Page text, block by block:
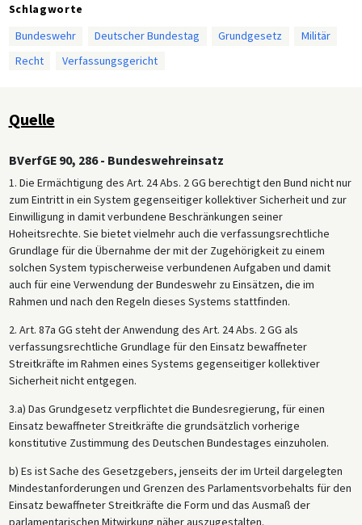
Schlagworte
Bundeswehr
Deutscher Bundestag Grundgesetz
Militär
Recht
Verfassungsgericht
Quelle
BVerfGE 90, 286 - Bundeswehreinsatz
1. Die Ermächtigung des Art. 24 Abs. 2 GG berechtigt den Bund nicht nur
zum Eintritt in ein System gegenseitiger kollektiver Sicherheit und zur
Einwilligung in damit verbundene Beschränkungen seiner
Hoheitsrechte. Sie bietet vielmehr auch die verfassungsrechtliche
Grundlage für die Übernahme der mit der Zugehörigkeit zu einem
solchen System typischerweise verbundenen Aufgaben und damit
auch für eine Verwendung der Bundeswehr zu Einsätzen, die im
Rahmen und nach den Regeln dieses Systems stattfinden.
2. Art. 87a GG steht der Anwendung des Art. 24 Abs. 2 GG als
verfassungsrechtliche Grundlage für den Einsatz bewaffneter
Streitkräfte im Rahmen eines Systems gegenseitiger kollektiver
Sicherheit nicht entgegen.
3.a) Das Grundgesetz verpflichtet die Bundesregierung, für einen
Einsatz bewaffneter Streitkräfte die grundsätzlich vorherige
konstitutive Zustimmung des Deutschen Bundestages einzuholen.
b) Es ist Sache des Gesetzgebers, jenseits der im Urteil dargelegten
Mindestanforderungen und Grenzen des Parlamentsvorbehalts für den
Einsatz bewaffneter Streitkräfte die Form und das Ausmaß der
parlamentarischen Mitwirkung näher auszugestalten.